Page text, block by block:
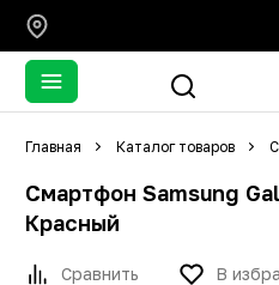
Главная Каталог товаров
Смартфон Samsung
Красный
Сравнить В